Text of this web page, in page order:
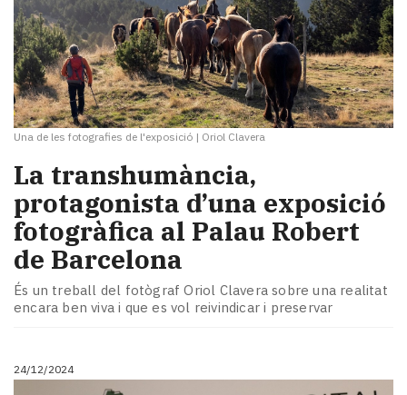
Una de les fotografies de l'exposició | Oriol Clavera
La transhumància,
protagonista d’una exposició
fotogràfica al Palau Robert
de Barcelona
És un treball del fotògraf Oriol Clavera sobre una realitat
encara ben viva i que es vol reivindicar i preservar
24/12/2024